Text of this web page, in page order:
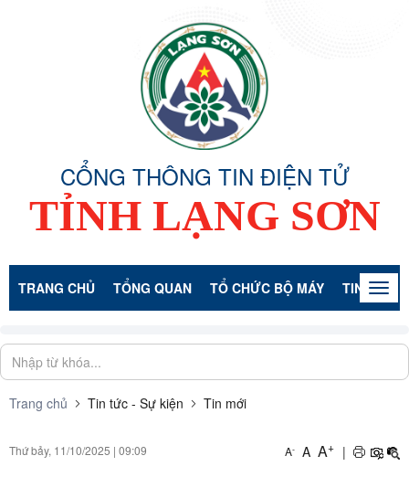
CỔNG THÔNG TIN ĐIỆN TỬ
TỈNH LẠNG SƠN
TRANG CHỦ TỔNG QUAN TỔ CHỨC BỘ MÁY TIN TỨC -
Trang chủ Tin tức - Sự kiện Tin mới
Thứ bảy, 11/10/2025 | 09:09 A- A A+ |